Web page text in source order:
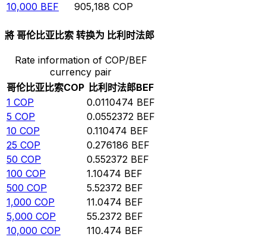
10,000 BEF 905,188 COP
將 哥伦比亚比索 转换为 比利时法郎
Rate information of COP/BEF
currency pair
哥伦比亚比索COP 比利时法郎BEF
1 COP 0.0110474 BEF
5 COP 0.0552372 BEF
10 COP 0.110474 BEF
25 COP 0.276186 BEF
50 COP 0.552372 BEF
100 COP 1.10474 BEF
500 COP 5.52372 BEF
1,000 COP 11.0474 BEF
5,000 COP 55.2372 BEF
10,000 COP 110.474 BEF